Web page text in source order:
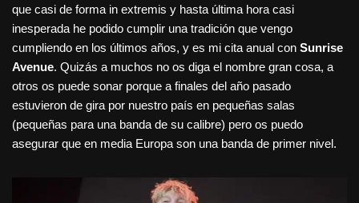
que casi de forma in extremis y hasta última hora casi
inesperada he podido cumplir una tradición que vengo
cumpliendo en los últimos años, y es mi cita anual con Sunrise
Avenue. Quizás a muchos no os diga el nombre gran cosa, a
otros os puede sonar porque a finales del año pasado
estuvieron de gira por nuestro país en pequeñas salas
(pequeñas para una banda de su calibre) pero os puedo
asegurar que en media Europa son una banda de primer nivel.